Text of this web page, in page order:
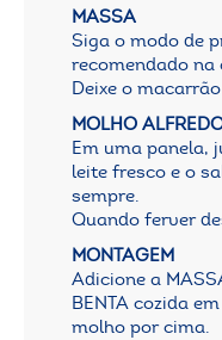
MASSA
Siga o modo de
recomendado na
Deixe o
MOLHO
Em uma panela,
leite fresco e o
sempre.
Quando ferver
MONTAGEM
Adicione a
BENTA cozida
molho por cima.